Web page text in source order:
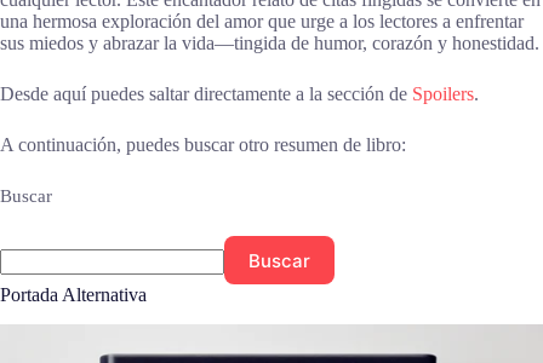
una hermosa exploración del amor que urge a los lectores a enfrentar
sus miedos y abrazar la vida—tingida de humor, corazón y honestidad.
Desde aquí puedes saltar directamente a la sección de Spoilers.
A continuación, puedes buscar otro resumen de libro:
Buscar
Buscar
Portada Alternativa